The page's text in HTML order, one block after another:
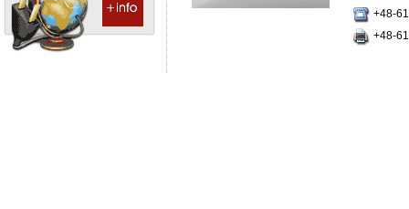
+48-
+48-